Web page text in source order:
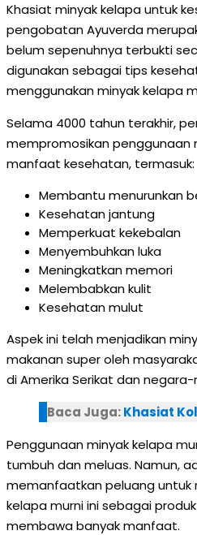
Khasiat minyak kelapa untuk
pengobatan Ayuverda
belum sepenuhnya terbukti
digunakan sebagai tips
menggunakan minyak kelapa
Selama 4000 tahun terakhir,
mempromosikan penggunaan
manfaat kesehatan, termasuk:
Membantu menurunkan
Kesehatan jantung
Memperkuat kekebalan
Menyembuhkan luka
Meningkatkan memori
Melembabkan kulit
Kesehatan mulut
Aspek ini telah menjadikan
makanan super oleh
di Amerika Serikat dan
Baca Juga:Khasiat
Penggunaan minyak kelapa
tumbuh dan meluas. Namun,
memanfaatkan peluang untuk
kelapa murni ini sebagai produk
membawa banyak manfaat.